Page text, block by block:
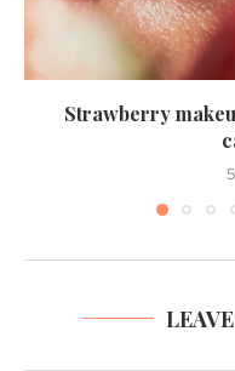
Strawberry